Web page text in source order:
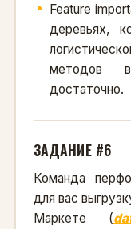
Feature
деревьях,
методов
достаточно.
ЗАДАНИЕ #6
Команда
для вас
Маркете (